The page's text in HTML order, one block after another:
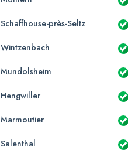
Schaffhouse-près-Seltz
Wintzenbach
Mundolsheim
Hengwiller
Marmoutier
Salenthal